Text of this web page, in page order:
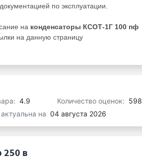
по эксплуатации.
на конденсаторы КСОТ-1Г 100 пф
на данную страницу
4.9 Количество оценок: 598
на 04 августа 2026
в